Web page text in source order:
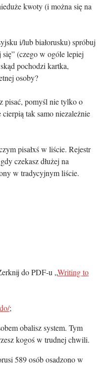
kwoty (i można się na
i/lub białorusku) spróbuj
(czego w ogóle lepiej
pochodzi kartka,
osoby?
pisać, pomyśl nie tylko o
tak samo niezależnie
pisałxś w liście. Rejestr
czekasz dłużej na
w tradycyjnym liście.
do PDF-u „Writing to
;
obalisz system. Tym
kogoś w trudnej chwili.
589 osób osadzono w